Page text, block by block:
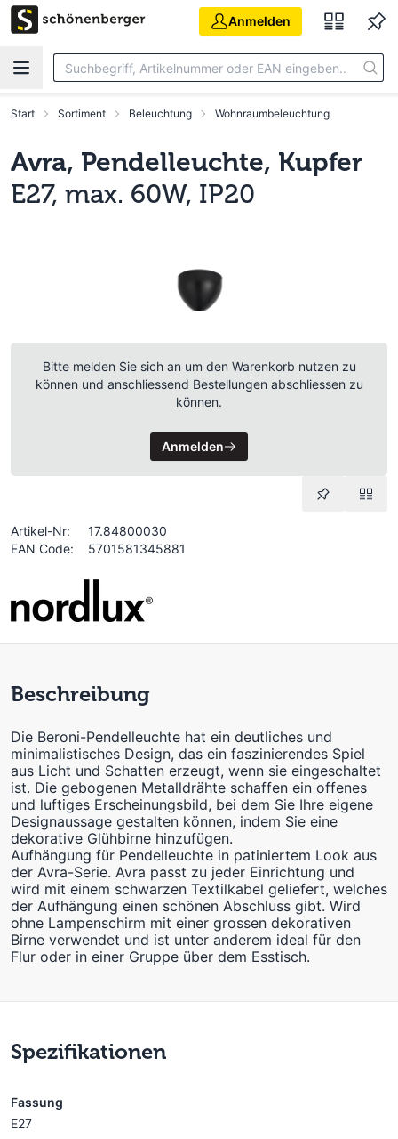
Zum Hauptinhalt springen
Anmelden
Start Sortiment Beleuchtung Wohnraumbeleuchtung
Avra, Pendelleuchte, Kupfer
E27, max. 60W, IP20
Bitte melden Sie sich an um den Warenkorb nutzen zu
können und anschliessend Bestellungen abschliessen zu
können.
Anmelden
Artikel-Nr:
17.84800030
EAN Code:
5701581345881
Beschreibung
Die Beroni-Pendelleuchte hat ein deutliches und
minimalistisches Design, das ein faszinierendes Spiel
aus Licht und Schatten erzeugt, wenn sie eingeschaltet
ist. Die gebogenen Metalldrähte schaffen ein offenes
und luftiges Erscheinungsbild, bei dem Sie Ihre eigene
Designaussage gestalten können, indem Sie eine
dekorative Glühbirne hinzufügen.
Aufhängung für Pendelleuchte in patiniertem Look aus
der Avra-Serie. Avra passt zu jeder Einrichtung und
wird mit einem schwarzen Textilkabel geliefert, welches
der Aufhängung einen schönen Abschluss gibt. Wird
ohne Lampenschirm mit einer grossen dekorativen
Birne verwendet und ist unter anderem ideal für den
Flur oder in einer Gruppe über dem Esstisch.
Spezifikationen
Fassung
E27